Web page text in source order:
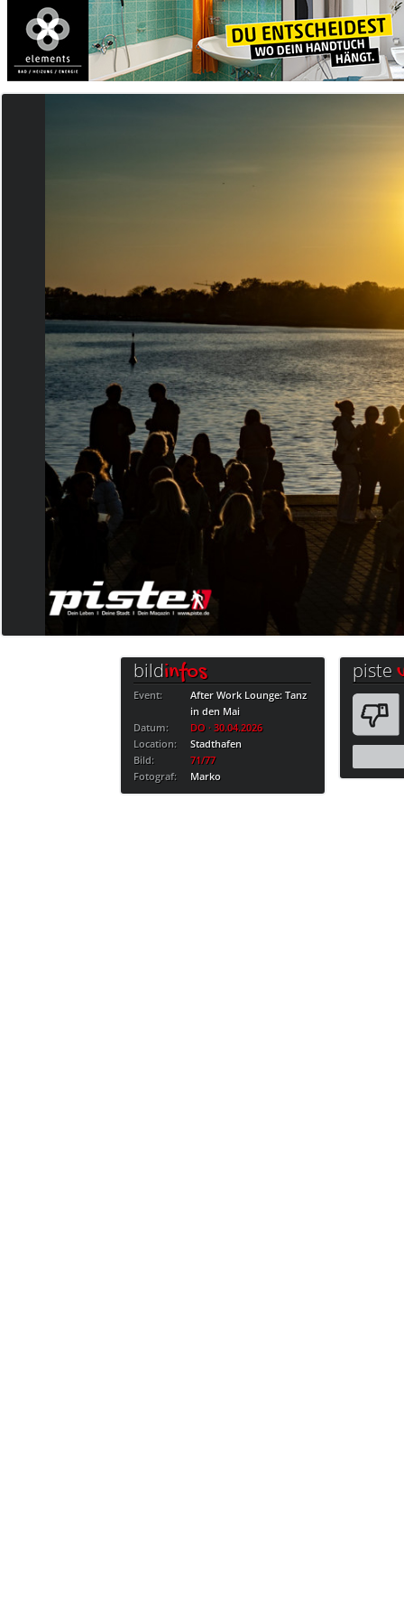
bildinfos
Event:
After Work Lounge: Tanz
in den Mai
Datum:
DO · 30.04.2026
Location:
Stadthafen
Bild:
71/77
Fotograf:
Marko
piste